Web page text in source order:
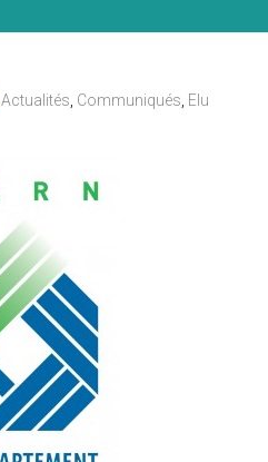
Actualités Communiqués Elu